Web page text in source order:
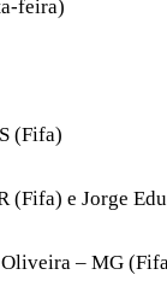
feira)
(Fifa)
(Fifa) e Jorge
– MG